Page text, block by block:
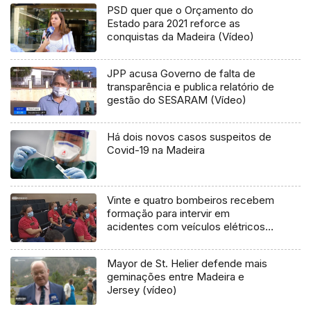
PSD quer que o Orçamento do
Estado para 2021 reforce as
conquistas da Madeira (Vídeo)
JPP acusa Governo de falta de
transparência e publica relatório de
gestão do SESARAM (Vídeo)
Há dois novos casos suspeitos de
Covid-19 na Madeira
Vinte e quatro bombeiros recebem
formação para intervir em
acidentes com veículos elétricos
Mayor de St. Helier defende mais
geminações entre Madeira e
Jersey (vídeo)